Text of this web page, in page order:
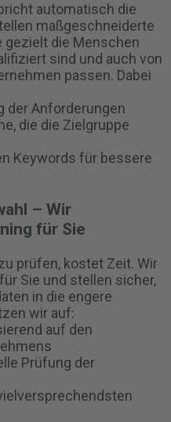
automatisch die
maßgeschneiderte
gezielt die Menschen
sind und auch von
passen. Dabei
der Anforderungen
die die Zielgruppe
Keywords für bessere
– Wir
für Sie
prüfen, kostet Zeit. Wir
Sie und stellen sicher,
in die engere
wir auf:
auf den
Prüfung der